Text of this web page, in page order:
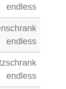
endless
endless
endless